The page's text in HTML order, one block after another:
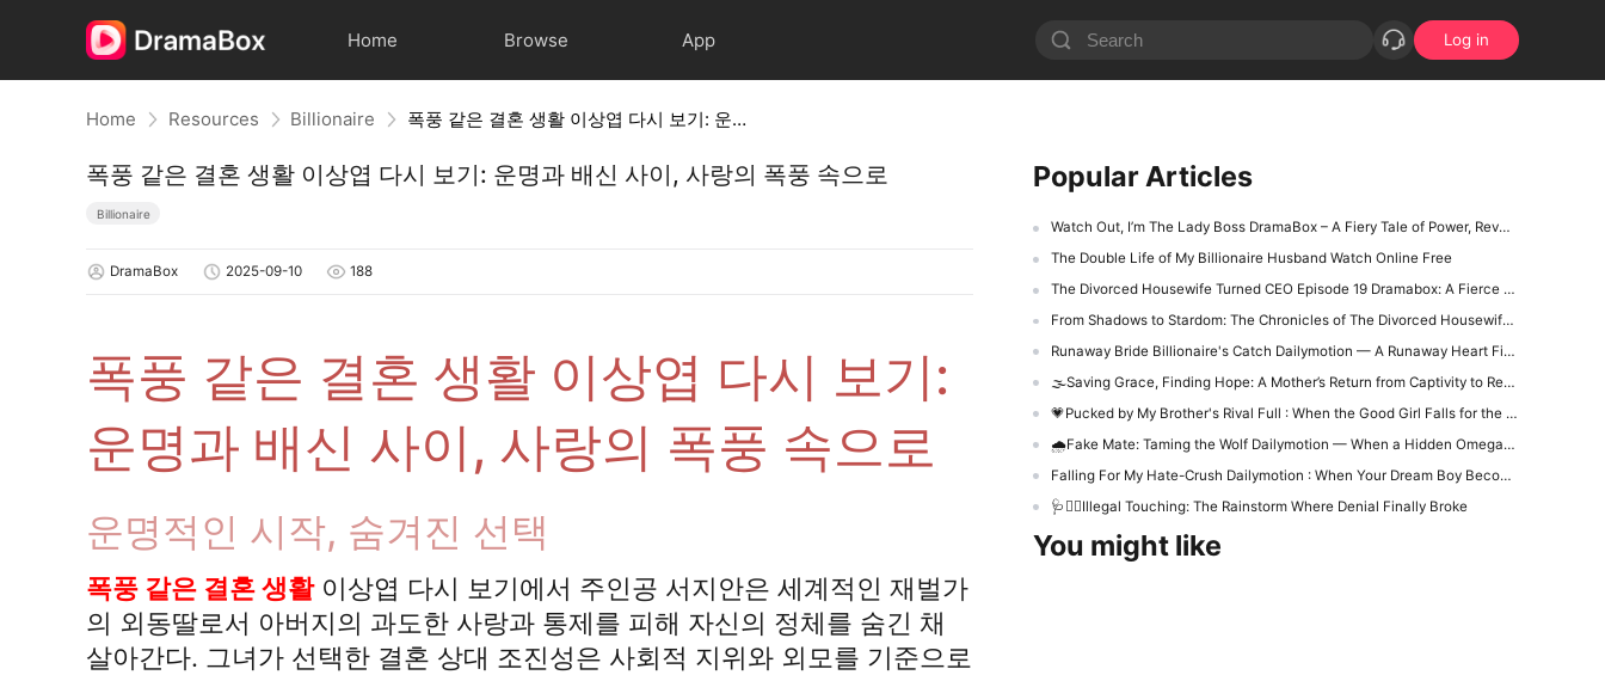
Home Browse App Log in
Home Resources Billionaire 폭풍 같은 결혼 생활 이상엽 다시 보기: 운명과 배신 사이, 사랑의 폭풍 속으로
폭풍 같은 결혼 생활 이상엽 다시 보기: 운명과 배신 사이, 사랑의 폭풍 속으로
Billionaire
DramaBox 2025-09-10 188
폭풍 같은 결혼 생활 이상엽 다시 보기:
운명과 배신 사이, 사랑의 폭풍 속으로
운명적인 시작, 숨겨진 선택
폭풍 같은 결혼 생활이상엽 다시 보기에서 주인공 서지안은 세계적인 재벌가
의 외동딸로서 아버지의 과도한 사랑과 통제를 피해 자신의 정체를 숨긴 채
살아간다. 그녀가 선택한 결혼 상대 조진성은 사회적 지위와 외모를 기준으로
You might like
Popular Articles
Watch Out, I’m The Lady Boss DramaBox – A Fiery Tale of Power, Revenge, and the Rise of a Queen
The Double Life of My Billionaire Husband Watch Online Free
The Divorced Housewife Turned CEO Episode 19 Dramabox: A Fierce Rebirth at the Gala
From Shadows to Stardom: The Chronicles of The Divorced Housewife Turned CEO Drama All Episodes
Runaway Bride Billionaire's Catch Dailymotion — A Runaway Heart Finds Its Match
🌫️Saving Grace, Finding Hope: A Mother’s Return from Captivity to Reckoning
💗Pucked by My Brother's Rival Full : When the Good Girl Falls for the One Man She Should Never Want
🌧️Fake Mate: Taming the Wolf Dailymotion — When a Hidden Omega Walks Into the Wolf’s Trap
Falling For My Hate-Crush Dailymotion : When Your Dream Boy Becomes the Enemy Across the Hall
🩺❤️‍🔥Illegal Touching: The Rainstorm Where Denial Finally Broke